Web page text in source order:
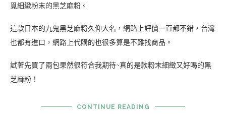
覓細緻粉末的黑芝麻粉。
這款日本的九鬼黑芝麻粉久仰大名，網路上評價一直都不錯，台灣
也都有進口，網路上代購的也很多算是不難找商品。
試著先買了兩包果然很符合我期待~真的是款粉末細緻又好喝的黑
芝麻粉！
CONTINUE READING